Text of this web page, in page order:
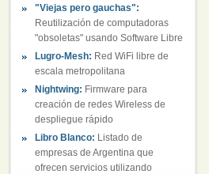
"Viejas pero gauchas":
Reutilización de computadoras
"obsoletas" usando Software Libre
Lugro-Mesh: Red WiFi libre de
escala metropolitana
Nightwing: Firmware para
creación de redes Wireless de
despliegue rápido
Libro Blanco: Listado de
empresas de Argentina que
ofrecen servicios utilizando